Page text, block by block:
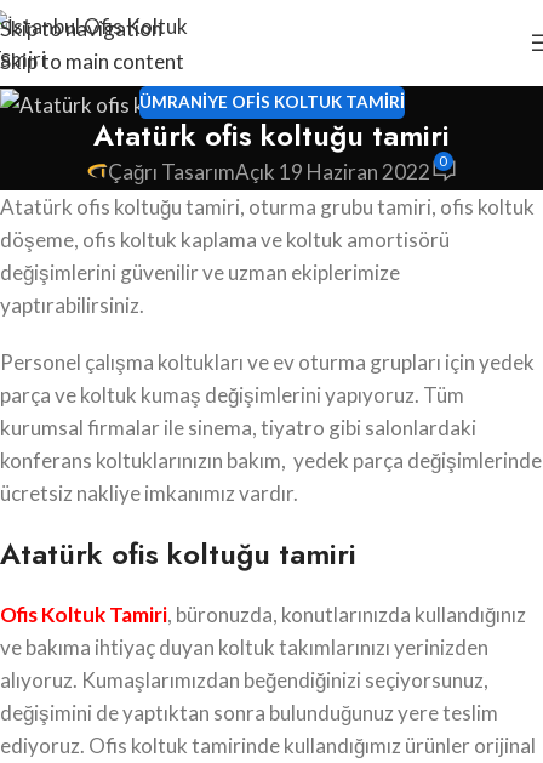
Skip to navigation
Skip to main content
ÜMRANIYE OFIS KOLTUK TAMIRI
Atatürk ofis koltuğu tamiri
Çağrı TasarımAçık 19 Haziran 2022 0
Atatürk ofis koltuğu tamiri, oturma grubu tamiri, ofis koltuk
döşeme, ofis koltuk kaplama ve koltuk amortisörü
değişimlerini güvenilir ve uzman ekiplerimize
yaptırabilirsiniz.
Personel çalışma koltukları ve ev oturma grupları için yedek
parça ve koltuk kumaş değişimlerini yapıyoruz. Tüm
kurumsal firmalar ile sinema, tiyatro gibi salonlardaki
konferans koltuklarınızın bakım, yedek parça değişimlerinde
ücretsiz nakliye imkanımız vardır.
Atatürk ofis koltuğu tamiri
Ofis Koltuk Tamiri, büronuzda, konutlarınızda kullandığınız
ve bakıma ihtiyaç duyan koltuk takımlarınızı yerinizden
alıyoruz. Kumaşlarımızdan beğendiğinizi seçiyorsunuz,
değişimini de yaptıktan sonra bulunduğunuz yere teslim
ediyoruz. Ofis koltuk tamirinde kullandığımız ürünler orijinal